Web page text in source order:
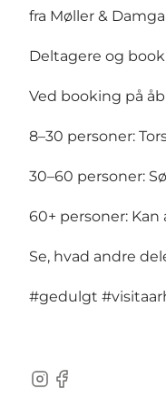
fra Møller &
Deltagere og
Ved booking på
8–30 personer:
30–60 personer:
60+ personer:
Se, hvad andre
#gedulgt
Instagram
Facebook